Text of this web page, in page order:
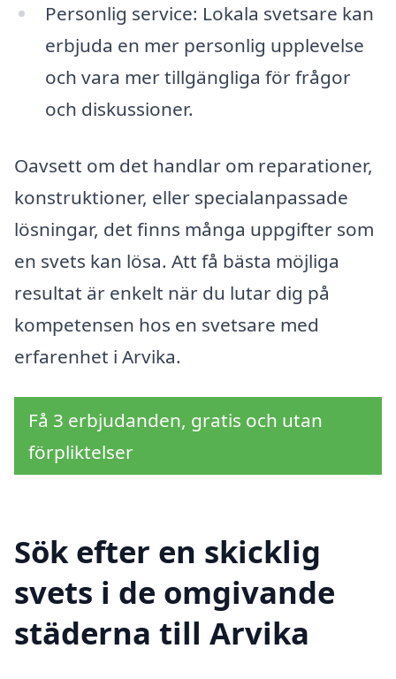
Personlig service: Lokala svetsare kan
erbjuda en mer personlig upplevelse
och vara mer tillgängliga för frågor
och diskussioner.
Oavsett om det handlar om reparationer,
konstruktioner, eller specialanpassade
lösningar, det finns många uppgifter som
en svets kan lösa. Att få bästa möjliga
resultat är enkelt när du lutar dig på
kompetensen hos en svetsare med
erfarenhet i Arvika.
Få 3 erbjudanden, gratis och utan
förpliktelser
Sök efter en skicklig
svets i de omgivande
städerna till Arvika